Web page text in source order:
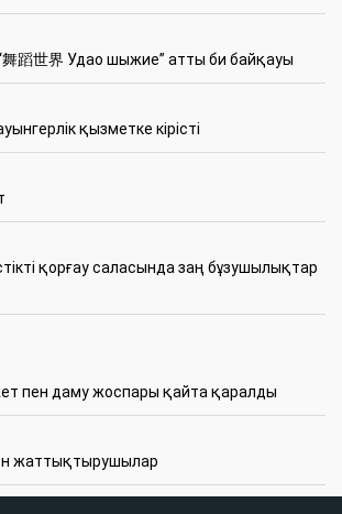
蹈世界 Удао шыжие” атты би байқауы
қызметке кірісті
қорғау саласында заң бұзушылықтар
пен даму жоспары қайта қаралды
жаттықтырушылар